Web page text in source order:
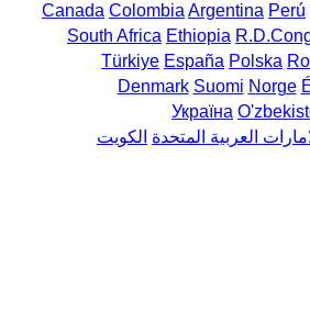
Canada Colombia Argentina Perú
South Africa Ethiopia
Türkiye España Polska
Denmark Suomi Norge
Україна
العربية المتحدة الكويت